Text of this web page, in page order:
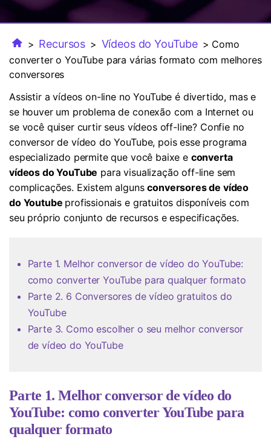
Vídeo/Áudio
Usuários educacionais desfrutam
Usuários de DVD
Usuários de Redes Sociais
Usuários de Mac
MAIS SOLUÇÕES
Todas as informações que você precisa para usar o
Vídeo Tutorial
Assista ao tutorial em vídeo para aprender como usar o
Especificaciones Técnicas
Uma lista de todos os formatos, dispositivos e GPUs
suportados pelo UniConverter.
O que há de novo?
Os produtos e atualizações mais recentes.
> Recursos > Vídeos do YouTube > Como
converter o YouTube para várias formato com melhores
conversores
Assistir a vídeos on-line no YouTube é divertido, mas e
se houver um problema de conexão com a Internet ou
se você quiser curtir seus vídeos off-line? Confie no
conversor de vídeo do YouTube, pois esse programa
especializado permite que você baixe e converta
vídeos do YouTube para visualização off-line sem
complicações. Existem algunsconversores de vídeo
do Youtube profissionais e gratuitos disponíveis com
seu próprio conjunto de recursos e especificações.
Parte 1. Melhor conversor de vídeo do YouTube:
como converter YouTube para qualquer formato
Parte 2. 6 Conversores de vídeo gratuitos do
YouTube
Parte 3. Como escolher o seu melhor conversor
de vídeo do YouTube
Parte 1. Melhor conversor de vídeo do
YouTube: como converter YouTube para
qualquer formato